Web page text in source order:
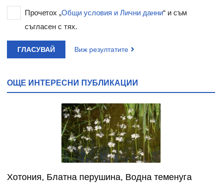
Прочетох „Общи условия и Лични данни“ и съм
съгласен с тях.
ГЛАСУВАЙ Виж резултатите
ОЩЕ ИНТЕРЕСНИ ПУБЛИКАЦИИ
Хотония, Блатна перушина, Водна теменуга